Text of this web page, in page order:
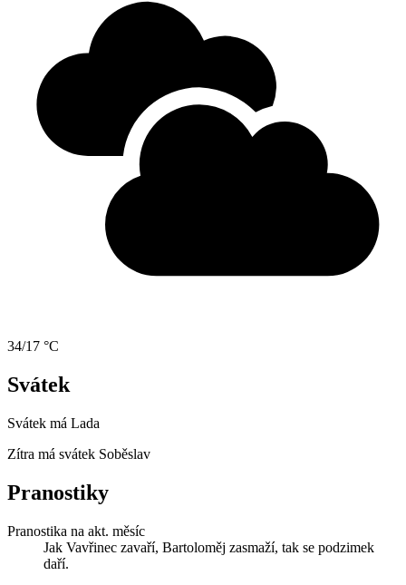
34/17 °C
Svátek
Svátek má Lada
Zítra má svátek Soběslav
Pranostiky
Pranostika na akt. měsíc
Jak Vavřinec zavaří, Bartoloměj zasmaží, tak se podzimek
daří.